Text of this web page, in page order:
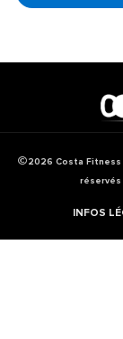
2026 Costa
réservés
INFOS